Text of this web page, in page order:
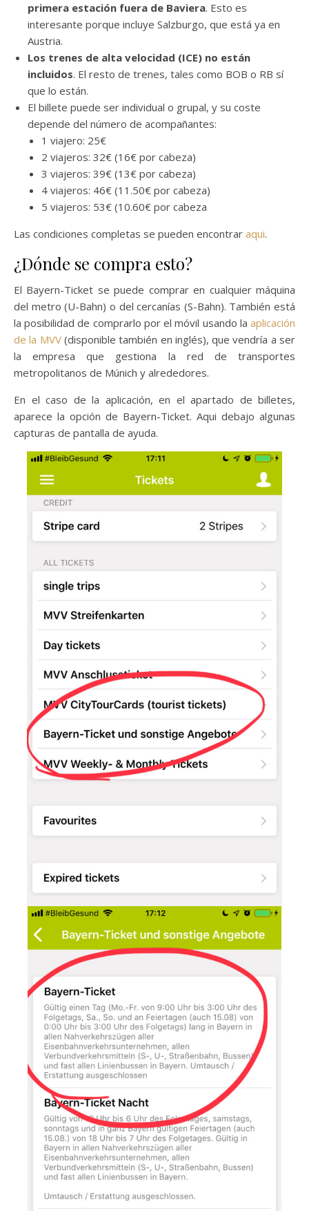
primera estación fuera de Baviera. Esto es
interesante porque incluye Salzburgo, que está ya en
Austria.
Los trenes de alta velocidad (ICE) no están
incluidos. El resto de trenes, tales como BOB o RB sí
que lo están.
El billete puede ser individual o grupal, y su coste
depende del número de acompañantes:
1 viajero: 25€
2 viajeros: 32€ (16€ por cabeza)
3 viajeros: 39€ (13€ por cabeza)
4 viajeros: 46€ (11.50€ por cabeza)
5 viajeros: 53€ (10.60€ por cabeza
Las condiciones completas se pueden encontrar aqui.
¿Dónde se compra esto?
El Bayern-Ticket se puede comprar en cualquier máquina
del metro (U-Bahn) o del cercanías (S-Bahn). También está
la posibilidad de comprarlo por el móvil usando la aplicación
de la MVV(disponible también en inglés), que vendría a ser
la empresa que gestiona la red de transportes
metropolitanos de Múnich y alrededores.
En el caso de la aplicación, en el apartado de billetes,
aparece la opción de Bayern-Ticket. Aqui debajo algunas
capturas de pantalla de ayuda.